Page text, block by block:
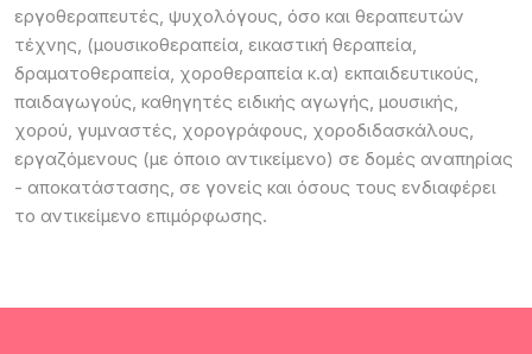
εργοθεραπευτές, ψυχολόγους, όσο και θεραπευτών
τέχνης, (μουσικοθεραπεία, εικαστική θεραπεία,
δραματοθεραπεία, χοροθεραπεία κ.α) εκπαιδευτικούς,
παιδαγωγούς, καθηγητές ειδικής αγωγής, μουσικής,
χορού, γυμναστές, χορογράφους, χοροδιδασκάλους,
εργαζόμενους (με όποιο αντικείμενο) σε δομές αναπηρίας
- αποκατάστασης, σε γονείς και όσους τους ενδιαφέρει
το αντικείμενο επιμόρφωσης.